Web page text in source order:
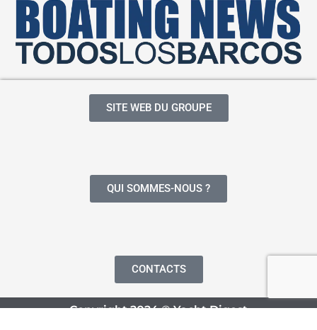
SITE WEB DU GROUPE
QUI SOMMES-NOUS ?
CONTACTS
Copyright 2024 © Yacht Digest